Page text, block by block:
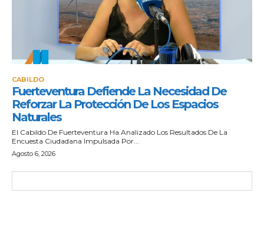
CABILDO
Fuerteventura Defiende La Necesidad De
Reforzar La Protección De Los Espacios
Naturales
El Cabildo De Fuerteventura Ha Analizado Los Resultados De La
Encuesta Ciudadana Impulsada Por...
Agosto 6, 2026